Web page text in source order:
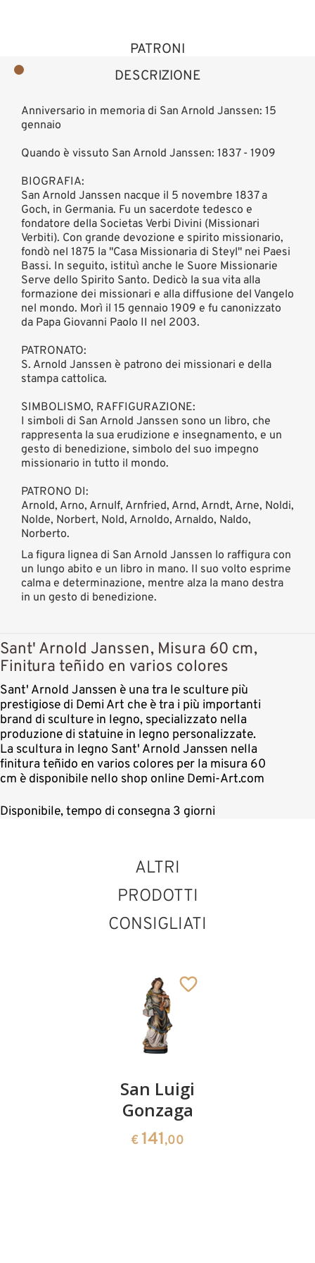
DESCRIZIONE
PATRONI
Anniversario in memoria di San Arnold Janssen: 15
gennaio
Quando è vissuto San Arnold Janssen: 1837 - 1909
BIOGRAFIA:
San Arnold Janssen nacque il 5 novembre 1837 a
Goch, in Germania. Fu un sacerdote tedesco e
fondatore della Societas Verbi Divini (Missionari
Verbiti). Con grande devozione e spirito missionario,
fondò nel 1875 la "Casa Missionaria di Steyl" nei Paesi
Bassi. In seguito, istituì anche le Suore Missionarie
Serve dello Spirito Santo. Dedicò la sua vita alla
formazione dei missionari e alla diffusione del Vangelo
nel mondo. Morì il 15 gennaio 1909 e fu canonizzato
da Papa Giovanni Paolo II nel 2003.
PATRONATO:
S. Arnold Janssen è patrono dei missionari e della
stampa cattolica.
SIMBOLISMO, RAFFIGURAZIONE:
I simboli di San Arnold Janssen sono un libro, che
rappresenta la sua erudizione e insegnamento, e un
gesto di benedizione, simbolo del suo impegno
missionario in tutto il mondo.
PATRONO DI:
Arnold, Arno, Arnulf, Arnfried, Arnd, Arndt, Arne, Noldi,
Nolde, Norbert, Nold, Arnoldo, Arnaldo, Naldo,
Norberto.
La figura lignea di San Arnold Janssen lo raffigura con
un lungo abito e un libro in mano. Il suo volto esprime
calma e determinazione, mentre alza la mano destra
in un gesto di benedizione.
Sant' Arnold Janssen, Misura 60 cm,
Finitura teñido en varios colores
Sant' Arnold Janssen è una tra le sculture più
prestigiose di Demi Art che è tra i più importanti
brand di sculture in legno, specializzato nella
produzione di statuine in legno personalizzate.
La scultura in legno Sant' Arnold Janssen nella
finitura teñido en varios colores per la misura 60
cm è disponibile nello shop online Demi-Art.com
Disponibile, tempo di consegna 3 giorni
ALTRI
PRODOTTI
CONSIGLIATI
San Luigi
Gonzaga
€ 141,00